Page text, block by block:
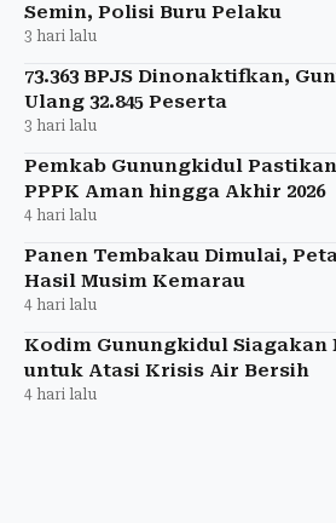
Semin, Polisi Buru Pelaku
3 hari lalu
73.363 BPJS Dinonaktifkan,
Ulang 32.845 Peserta
3 hari lalu
Pemkab Gunungkidul
PPPK Aman hingga Akhir 2026
4 hari lalu
Panen Tembakau Dimulai,
Hasil Musim Kemarau
4 hari lalu
Kodim Gunungkidul Siagakan
untuk Atasi Krisis Air Bersih
4 hari lalu